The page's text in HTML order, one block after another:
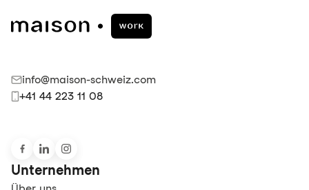
info@maison-schweiz.com
+41 44 223 11 08
Unternehmen